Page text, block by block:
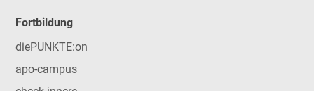
Fortbildung
diePUNKTE:on
apo-campus